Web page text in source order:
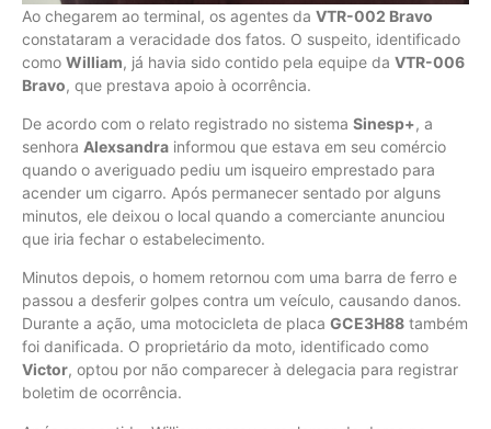
Ao chegarem ao terminal, os agentes da VTR-002 Bravo
constataram a veracidade dos fatos. O suspeito, identificado
como William, já havia sido contido pela equipe da VTR-006
Bravo, que prestava apoio à ocorrência.
De acordo com o relato registrado no sistema Sinesp+, a
senhora Alexsandra informou que estava em seu comércio
quando o averiguado pediu um isqueiro emprestado para
acender um cigarro. Após permanecer sentado por alguns
minutos, ele deixou o local quando a comerciante anunciou
que iria fechar o estabelecimento.
Minutos depois, o homem retornou com uma barra de ferro e
passou a desferir golpes contra um veículo, causando danos.
Durante a ação, uma motocicleta de placa GCE3H88 também
foi danificada. O proprietário da moto, identificado como
Victor, optou por não comparecer à delegacia para registrar
boletim de ocorrência.